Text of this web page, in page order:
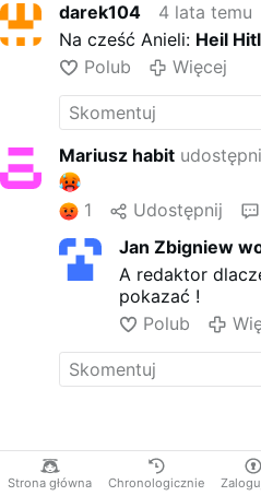
Strona główna Chronologicznie
darek104
4 lata temu
Na cześć Anieli: Heil
Polub
Więcej
Mariusz habit
1 Udostępnij
Jan Zbigniew
A redaktor
pokazać !
Polub